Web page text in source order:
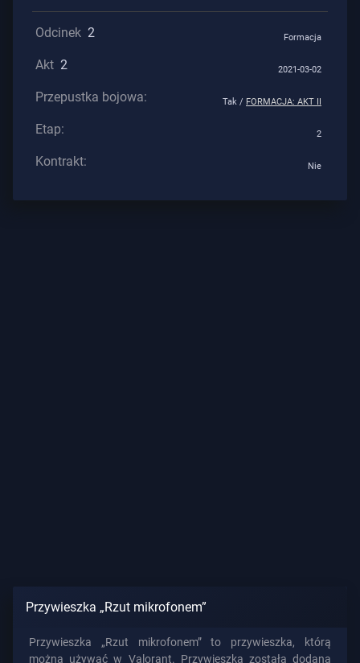
Prywatność
Aktualności
Odcinek 2 Formacja
Akt 2 2021-03-02
Przepustka bojowa: Tak / FORMACJA: AKT II
Etap: 2
Kontrakt: Nie
Przywieszka „Rzut mikrofonem”
Przywieszka „Rzut mikrofonem” to przywieszka, którą
można używać w Valorant. Przywieszka została dodana